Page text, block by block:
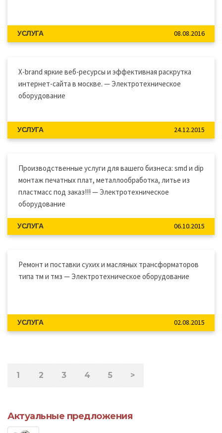
УСЛУГА 08.08.2016
X-brand яркие веб-ресурсы и эффективная раскрутка
интернет-сайта в москве. — Электротехническое
оборудование
УСЛУГА 24.12.2015
Производственные услуги для вашего бизнеса: smd и dip
монтаж печатных плат, металлообработка, литье из
пластмасс под заказ!!! — Электротехническое
оборудование
УСЛУГА 06.10.2015
Ремонт и поставки сухих и масляных трансформаторов
типа тм и тмз — Электротехническое оборудование
УСЛУГА 02.08.2015
1 2 3 4 5 >
Актуальные предложения